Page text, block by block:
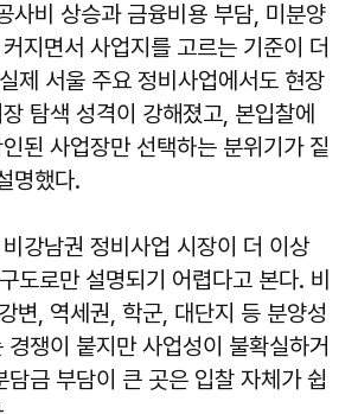
사비 상승과 금융비용 부담, 미분양
지면서 사업지를 고르는 기준이 더
제 서울 주요 정비사업에서도 현장
탐색 성격이 강해졌고, 본입찰에
된 사업장만 선택하는 분위기가 짙
명했다.
강남권 정비사업 시장이 더 이상
도로만 설명되기 어렵다고 본다. 비
변, 역세권, 학군, 대단지 등 분양성
경쟁이 붙지만 사업성이 불확실하거
담금 부담이 큰 곳은 입찰 자체가 쉽